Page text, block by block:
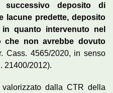
deposito di
lacune predette, deposito
quanto intervenuto nel
che non avrebbe dovuto
Cass. 4565/2020, in senso
21400/2012).
valorizzato dalla CTR della